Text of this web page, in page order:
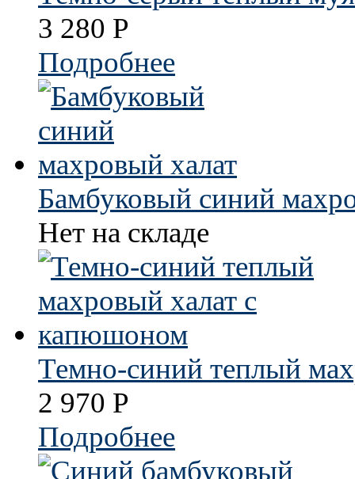
3 280 Р
Подробнее
Бамбуковый синий
Нет на складе
Темно-синий теплый
2 970 Р
Подробнее